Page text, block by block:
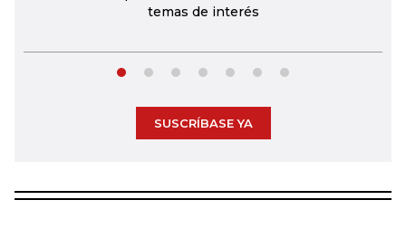
temas de interés
SUSCRÍBASE YA